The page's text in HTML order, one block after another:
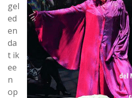
gel
ed
en
da
t ik
ee
n
op